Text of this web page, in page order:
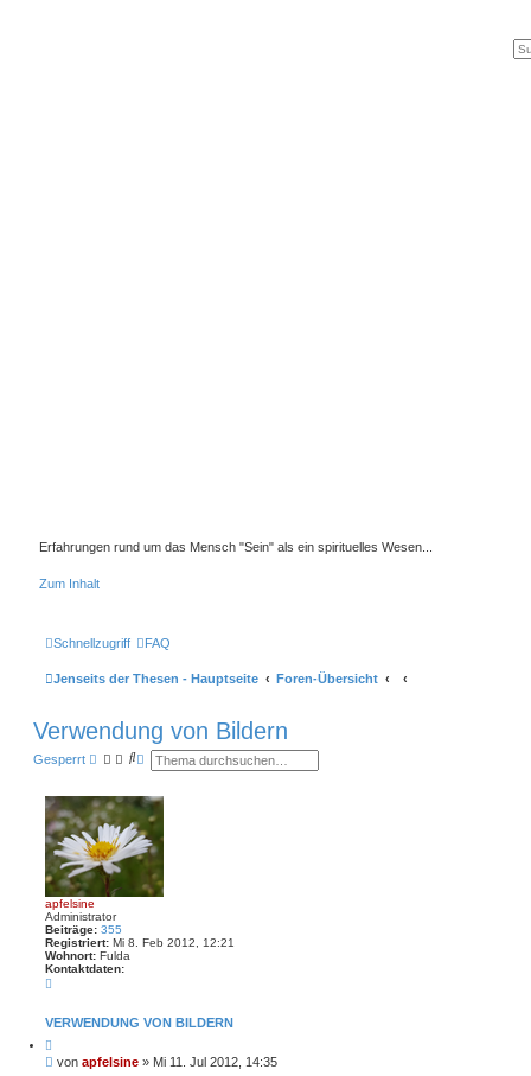
Erfahrungen rund um das Mensch "Sein" als ein spirituelles Wesen...
Zum Inhalt
Schnellzugriff FAQ
Jenseits der Thesen - Hauptseite Foren-Übersicht
Verwendung von Bildern
Gesperrt
S
h
e
E
e
e
r
e
S
h
apfelsine
Administrator
Beiträge: 355
Registriert: Mi 8. Feb 2012, 12:21
Wohnort: Fulda
Kontaktdaten:
t
t
VERWENDUNG VON BILDERN
i
t
Bvon apfelsine » Mi 11. Jul 2012, 14:35